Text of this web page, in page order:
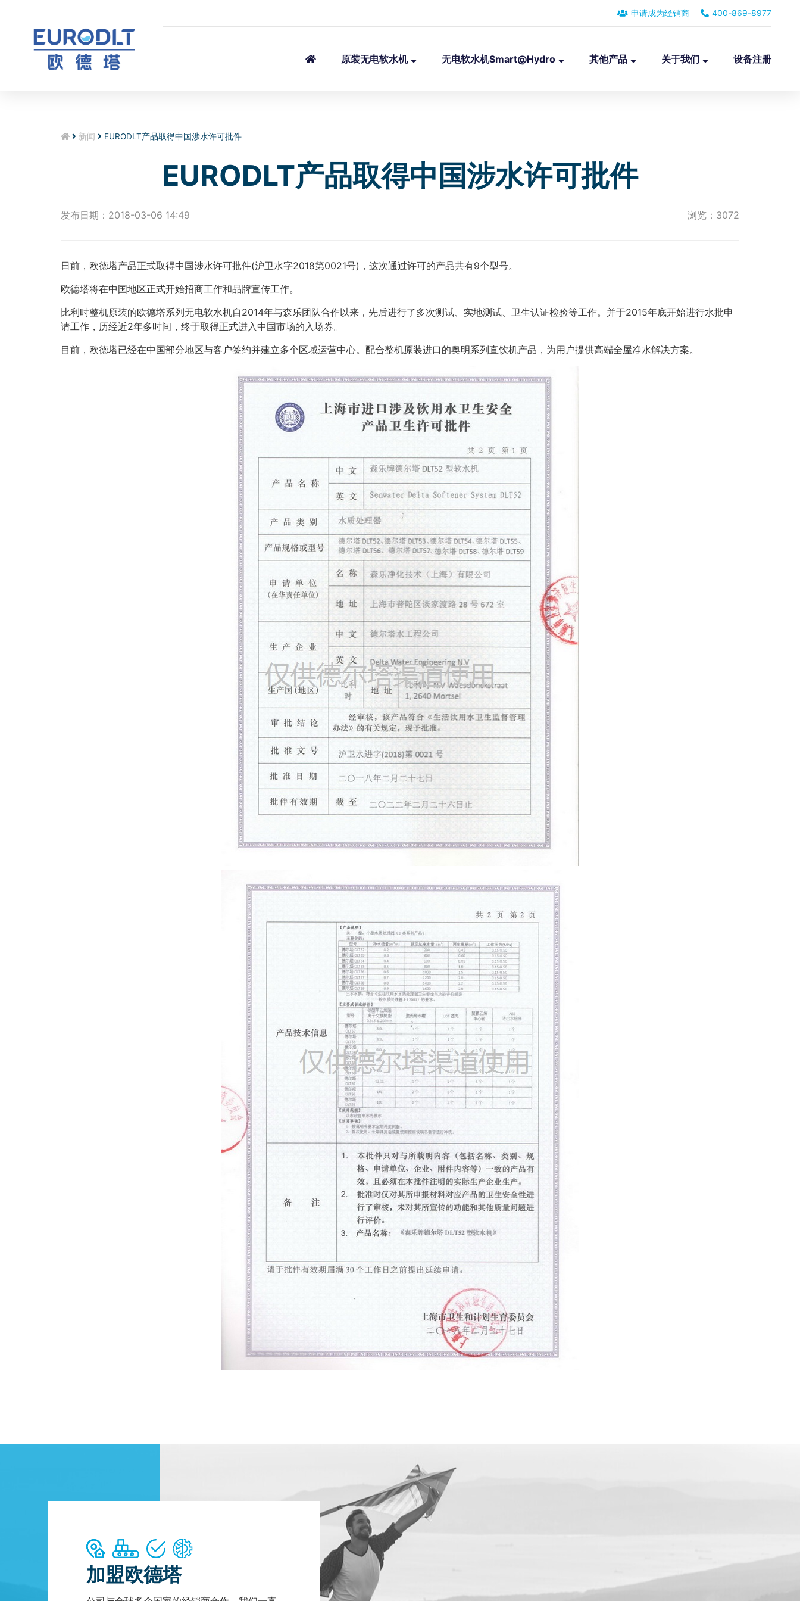
申请成为经销商 400-869-8977
原装无电软水机 无电软水机Smart@Hydro 其他产品 关于我们 设备注册
新闻 EURODLT产品取得中国涉水许可批件
EURODLT产品取得中国涉水许可批件
发布日期：2018-03-06 14:49 浏览：3072
日前，欧德塔产品正式取得中国涉水许可批件(沪卫水字2018第0021号)，这次通过许可的产品共有9个型号。
欧德塔将在中国地区正式开始招商工作和品牌宣传工作。
比利时整机原装的欧德塔系列无电软水机自2014年与森乐团队合作以来，先后进行了多次测试、实地测试、卫生认证检验等工作。并于2015年底开始进行水批申
请工作，历经近2年多时间，终于取得正式进入中国市场的入场券。
目前，欧德塔已经在中国部分地区与客户签约并建立多个区域运营中心。配合整机原装进口的奥明系列直饮机产品，为用户提供高端全屋净水解决方案。
加盟欧德塔